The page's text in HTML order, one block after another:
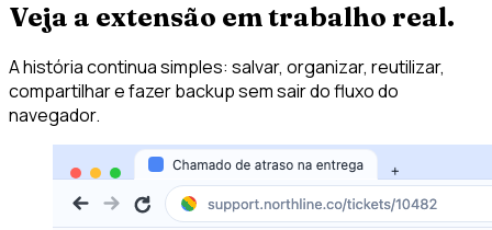
Veja a extensão em trabalho real.
A história continua simples: salvar, organizar, reutilizar,
compartilhar e fazer backup sem sair do fluxo do
navegador.